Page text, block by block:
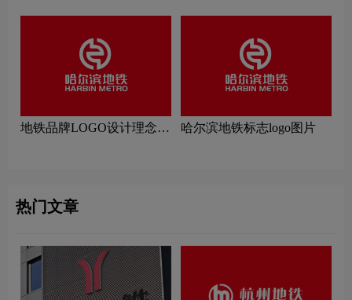
地铁品牌LOGO设计理念解
哈尔滨地铁标志logo图片
热门文章